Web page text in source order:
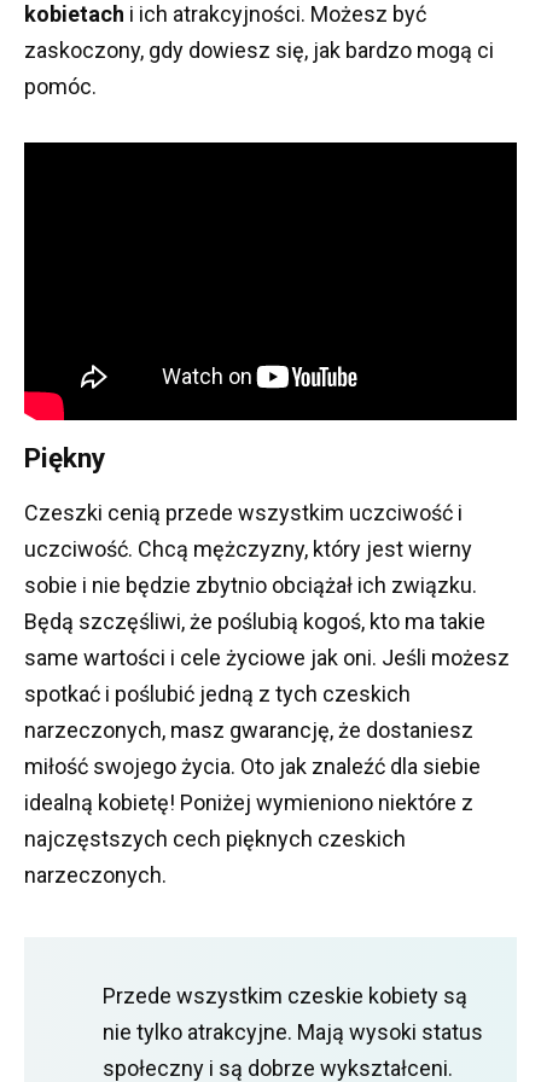
kobietach i ich atrakcyjności. Możesz być
zaskoczony, gdy dowiesz się, jak bardzo mogą ci
pomóc.
Piękny
Czeszki cenią przede wszystkim uczciwość i
uczciwość. Chcą mężczyzny, który jest wierny
sobie i nie będzie zbytnio obciążał ich związku.
Będą szczęśliwi, że poślubią kogoś, kto ma takie
same wartości i cele życiowe jak oni. Jeśli możesz
spotkać i poślubić jedną z tych czeskich
narzeczonych, masz gwarancję, że dostaniesz
miłość swojego życia. Oto jak znaleźć dla siebie
idealną kobietę! Poniżej wymieniono niektóre z
najczęstszych cech pięknych czeskich
narzeczonych.
Przede wszystkim czeskie kobiety są
nie tylko atrakcyjne. Mają wysoki status
społeczny i są dobrze wykształceni.